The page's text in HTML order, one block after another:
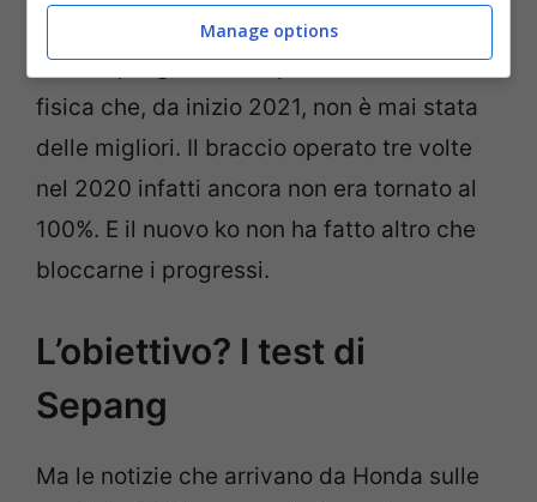
più presto possibile. Anche perché c’è
comunque già da recuperare una forma
fisica che, da inizio 2021, non è mai stata
delle migliori. Il braccio operato tre volte
nel 2020 infatti ancora non era tornato al
100%. E il nuovo ko non ha fatto altro che
bloccarne i progressi.
L’obiettivo? I test di
Sepang
Ma le notizie che arrivano da Honda sulle
Manage options